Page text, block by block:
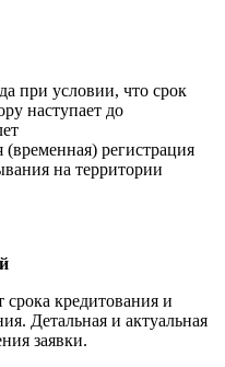
при условии, что срок
наступает до
регистрация
на территории
срока кредитования и
Детальная и актуальная
заявки.